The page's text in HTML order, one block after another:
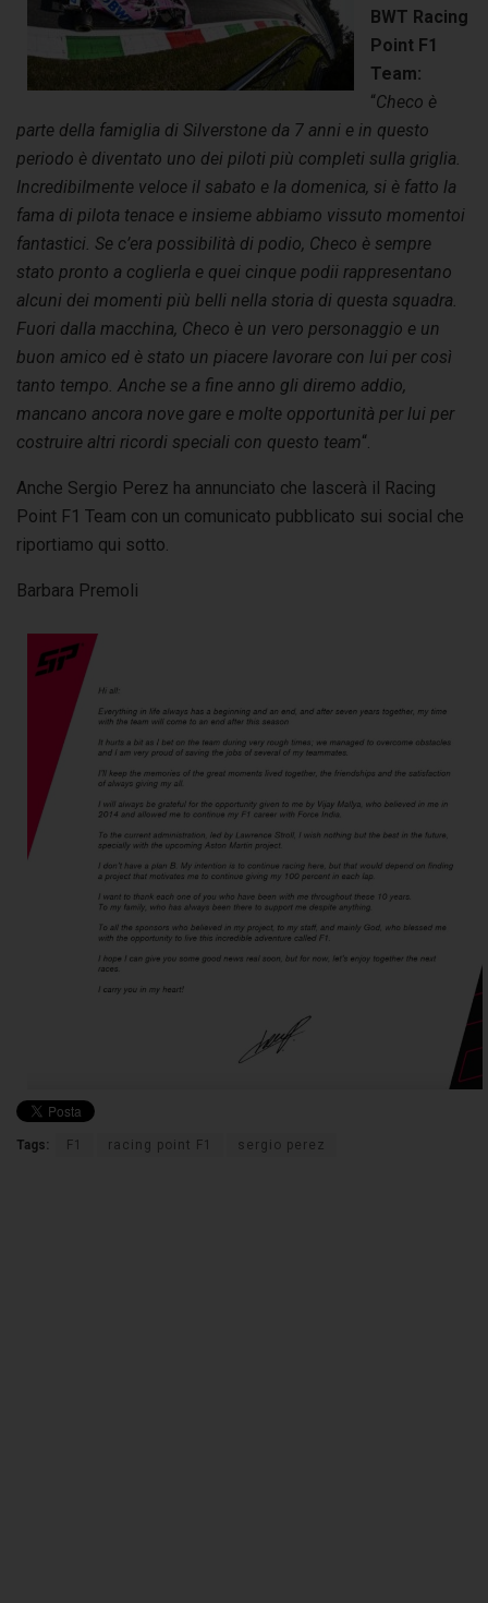
BWT Racing
Point F1
Team:
“Checo è
parte della famiglia di Silverstone da 7 anni e in questo
periodo è diventato uno dei piloti più completi sulla griglia.
Incredibilmente veloce il sabato e la domenica, si è fatto la
fama di pilota tenace e insieme abbiamo vissuto momentoi
fantastici. Se c’era possibilità di podio, Checo è sempre
stato pronto a coglierla e quei cinque podii rappresentano
alcuni dei momenti più belli nella storia di questa squadra.
Fuori dalla macchina, Checo è un vero personaggio e un
buon amico ed è stato un piacere lavorare con lui per così
tanto tempo. Anche se a fine anno gli diremo addio,
mancano ancora nove gare e molte opportunità per lui per
costruire altri ricordi speciali con questo team“.
Anche Sergio Perez ha annunciato che lascerà il Racing
Point F1 Team con un comunicato pubblicato sui social che
riportiamo qui sotto.
Barbara Premoli
Tags: F1 racing point F1 sergio perez